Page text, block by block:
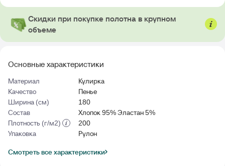
Основные характеристики
Материал
Кулирка
Качество
Пенье
Ширина (см)
180
Состав
Хлопок 95% Эластан 5%
Плотность (г/м2)
200
Упаковка
Рулон
Смотреть все характеристики
Скидки при покупке полотна в крупном
объеме